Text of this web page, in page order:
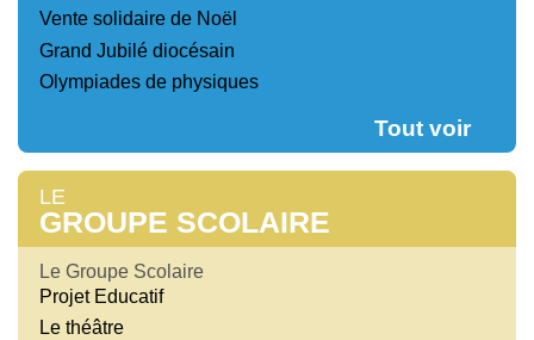
Vente solidaire de Noël
Grand Jubilé diocésain
Olympiades de physiques
Tout voir
LE
GROUPE SCOLAIRE
Le Groupe Scolaire
Projet Educatif
Le théâtre